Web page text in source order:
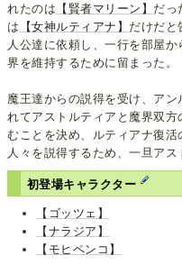
れたのは 【賢者マリーン】 だっ
は
【女神ルティアナ】 だけだと
人公達に依頼し、一行を部屋
界を維持するために留まった。
魔王達からの説得を受け、ア
れてアストルティアと魔界双
むことを決め、ルティアナ復
人々を説得するため、一旦アス
初登場キャラクター
【ゴッツェ】
【ナラジア】
【モヒペンコ】